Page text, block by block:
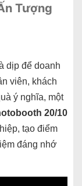
Tượng
dịp để doanh
viên, khách
ý nghĩa, một
20/10
tạo điểm
đáng nhớ